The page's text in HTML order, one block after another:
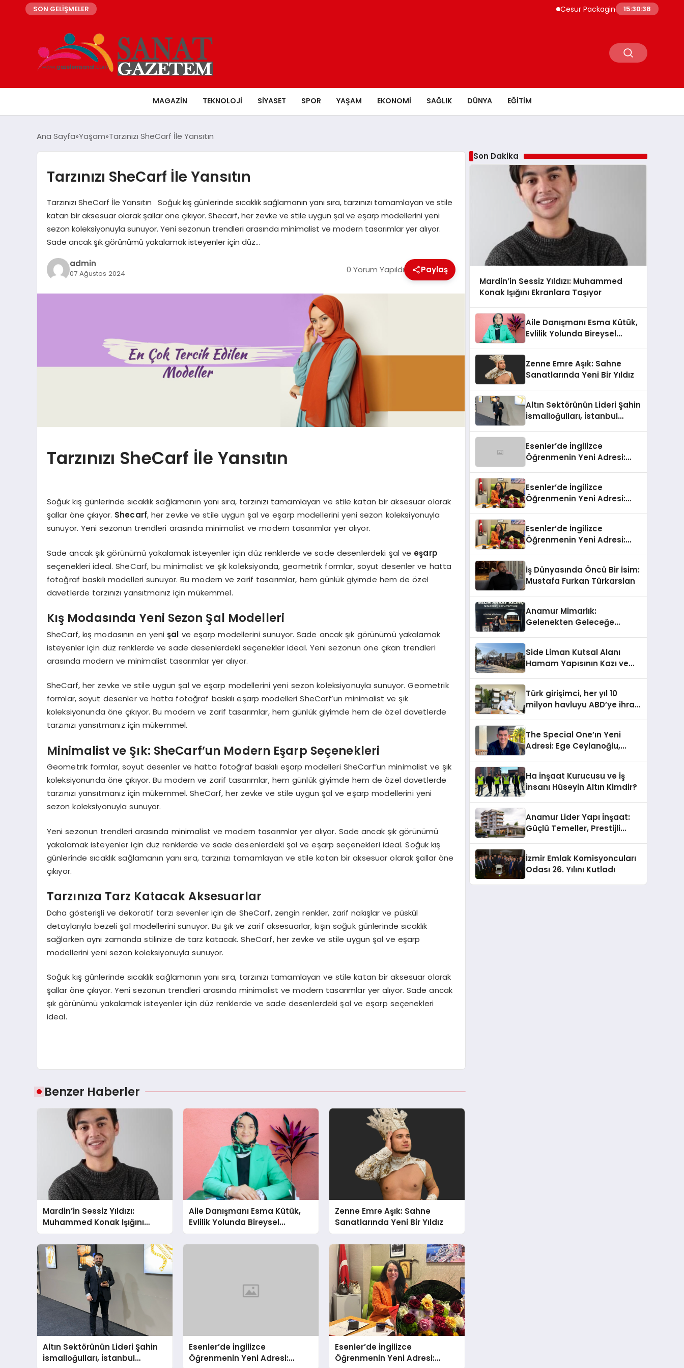
SON GELİŞMELER Cesur Packaging, Mısır’daki Üretim
15:30:39
MAGAZIN TEKNOLOJI SIYASET SPOR YAŞAM EKONOMI SAĞLIK DÜNYA EĞITIM
Ana Sayfa Yaşam Tarzınızı SheCarf İle Yansıtın
Tarzınızı SheCarf İle Yansıtın
Tarzınızı SheCarf İle Yansıtın Soğuk kış günlerinde sıcaklık sağlamanın yanı sıra, tarzınızı tamamlayan ve stile
katan bir aksesuar olarak şallar öne çıkıyor. Shecarf, her zevke ve stile uygun şal ve eşarp modellerini yeni
sezon koleksiyonuyla sunuyor. Yeni sezonun trendleri arasında minimalist ve modern tasarımlar yer alıyor.
Sade ancak şık görünümü yakalamak isteyenler için düz…
admin
07 Ağustos 2024 0 Yorum Yapıldı Paylaş
Tarzınızı SheCarf İle Yansıtın
Soğuk kış günlerinde sıcaklık sağlamanın yanı sıra, tarzınızı tamamlayan ve stile katan bir aksesuar olarak
şallar öne çıkıyor. Shecarf, her zevke ve stile uygun şal ve eşarp modellerini yeni sezon koleksiyonuyla
sunuyor. Yeni sezonun trendleri arasında minimalist ve modern tasarımlar yer alıyor.
Sade ancak şık görünümü yakalamak isteyenler için düz renklerde ve sade desenlerdeki şal ve eşarp
seçenekleri ideal. SheCarf, bu minimalist ve şık koleksiyonda, geometrik formlar, soyut desenler ve hatta
fotoğraf baskılı modelleri sunuyor. Bu modern ve zarif tasarımlar, hem günlük giyimde hem de özel
davetlerde tarzınızı yansıtmanız için mükemmel.
Kış Modasında Yeni Sezon Şal Modelleri
SheCarf, kış modasının en yenişal ve eşarp modellerini sunuyor. Sade ancak şık görünümü yakalamak
isteyenler için düz renklerde ve sade desenlerdeki seçenekler ideal. Yeni sezonun öne çıkan trendleri
arasında modern ve minimalist tasarımlar yer alıyor.
SheCarf, her zevke ve stile uygun şal ve eşarp modellerini yeni sezon koleksiyonuyla sunuyor. Geometrik
formlar, soyut desenler ve hatta fotoğraf baskılı eşarp modelleri SheCarf’un minimalist ve şık
koleksiyonunda öne çıkıyor. Bu modern ve zarif tasarımlar, hem günlük giyimde hem de özel davetlerde
tarzınızı yansıtmanız için mükemmel.
Minimalist ve Şık: SheCarf’un Modern Eşarp Seçenekleri
Geometrik formlar, soyut desenler ve hatta fotoğraf baskılı eşarp modelleri SheCarf’un minimalist ve şık
koleksiyonunda öne çıkıyor. Bu modern ve zarif tasarımlar, hem günlük giyimde hem de özel davetlerde
tarzınızı yansıtmanız için mükemmel. SheCarf, her zevke ve stile uygun şal ve eşarp modellerini yeni
sezon koleksiyonuyla sunuyor.
Yeni sezonun trendleri arasında minimalist ve modern tasarımlar yer alıyor. Sade ancak şık görünümü
yakalamak isteyenler için düz renklerde ve sade desenlerdeki şal ve eşarp seçenekleri ideal. Soğuk kış
günlerinde sıcaklık sağlamanın yanı sıra, tarzınızı tamamlayan ve stile katan bir aksesuar olarak şallar öne
çıkıyor.
Tarzınıza Tarz Katacak Aksesuarlar
Daha gösterişli ve dekoratif tarzı sevenler için de SheCarf, zengin renkler, zarif nakışlar ve püskül
detaylarıyla bezeli şal modellerini sunuyor. Bu şık ve zarif aksesuarlar, kışın soğuk günlerinde sıcaklık
sağlarken aynı zamanda stilinize de tarz katacak. SheCarf, her zevke ve stile uygun şal ve eşarp
modellerini yeni sezon koleksiyonuyla sunuyor.
Soğuk kış günlerinde sıcaklık sağlamanın yanı sıra, tarzınızı tamamlayan ve stile katan bir aksesuar olarak
şallar öne çıkıyor. Yeni sezonun trendleri arasında minimalist ve modern tasarımlar yer alıyor. Sade ancak
şık görünümü yakalamak isteyenler için düz renklerde ve sade desenlerdeki şal ve eşarp seçenekleri
ideal.
Benzer Haberler
Mardin’in Sessiz Yıldızı:
Muhammed Konak Işığını
Ekranlara Taşıyor
Aile Danışmanı Esma Kütük,
Evlilik Yolunda Bireysel
Farkındalığın ve Sınırların
Gücünü Anlatıyor
Zenne Emre Aşık: Sahne
Sanatlarında Yeni Bir Yıldız
Altın Sektörünün Lideri Şahin
İsmailoğulları, İstanbul
Esenler’de İngilizce
Öğrenmenin Yeni Adresi:
Esenler’de İngilizce
Öğrenmenin Yeni Adresi:
Son Dakika
Mardin’in Sessiz Yıldızı: Muhammed
Konak Işığını Ekranlara Taşıyor
Aile Danışmanı Esma Kütük,
Evlilik Yolunda Bireysel
Zenne Emre Aşık: Sahne
Sanatlarında Yeni Bir Yıldız
Altın Sektörünün Lideri Şahin
İsmailoğulları, İstanbul
Esenler’de İngilizce
Öğrenmenin Yeni Adresi:
Esenler’de İngilizce
Öğrenmenin Yeni Adresi:
Esenler’de İngilizce
Öğrenmenin Yeni Adresi:
İş Dünyasında Öncü Bir İsim:
Mustafa Furkan Türkarslan
Anamur Mimarlık:
Gelenekten Geleceğe
Side Liman Kutsal Alanı
Hamam Yapısının Kazı ve
Katkılarıyla Tamamlandı
Türk girişimci, her yıl 10
milyon havluyu ABD’ye ihraç
The Special One’ın Yeni
Adresi: Ege Ceylanoğlu,
Geldi!
Ha İnşaat Kurucusu ve İş
İnsanı Hüseyin Altın Kimdir?
Anamur Lider Yapı İnşaat:
Güçlü Temeller, Prestijli
İzmir Emlak Komisyoncuları
Odası 26. Yılını Kutladı